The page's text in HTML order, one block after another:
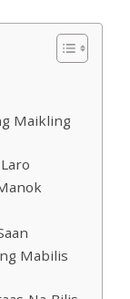
Maikling
Mabilis